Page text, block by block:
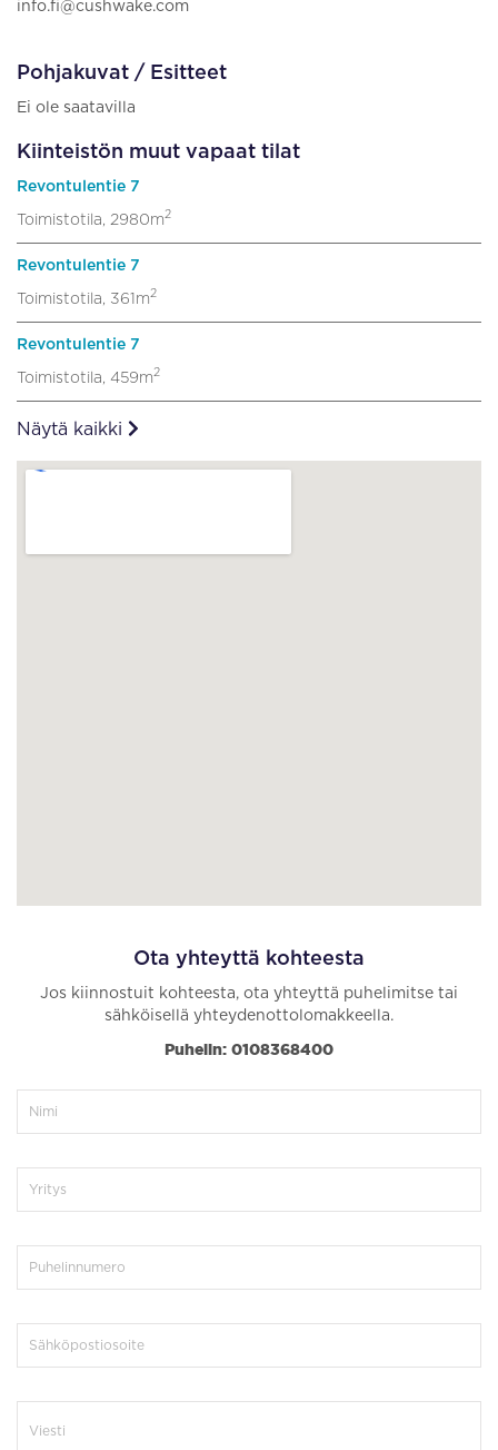
info.fi@cushwake.com
Pohjakuvat / Esitteet
Ei ole saatavilla
Kiinteistön muut vapaat tilat
Revontulentie 7
Toimistotila, 2980m2
Revontulentie 7
Toimistotila, 361m2
Revontulentie 7
Toimistotila, 459m2
Näytä kaikki
Ota yhteyttä kohteesta
Jos kiinnostuit kohteesta, ota yhteyttä puhelimitse tai
sähköisellä yhteydenottolomakkeella.
Puhelin: 0108368400